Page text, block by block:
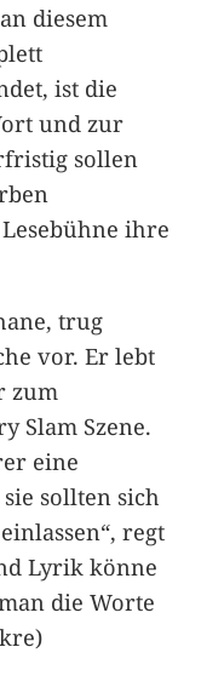
diesem
ist die
und zur
sollen
ihre
trug
vor. Er lebt
zum
Slam Szene.
eine
sollten sich
regt
Lyrik könne
die Worte